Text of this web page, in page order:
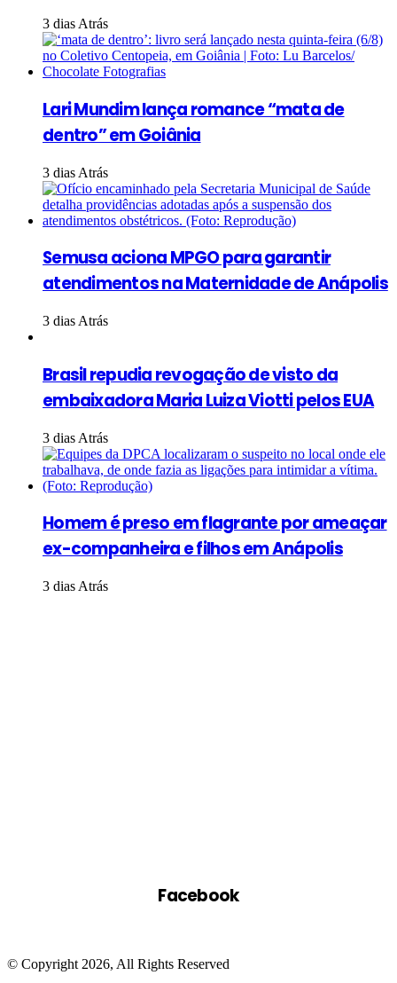
3 dias Atrás
Lari Mundim lança romance “mata de
dentro” em Goiânia
3 dias Atrás
Semusa aciona MPGO para garantir
atendimentos na Maternidade de Anápolis
3 dias Atrás
Brasil repudia revogação de visto da
embaixadora Maria Luiza Viotti pelos EUA
3 dias Atrás
Homem é preso em flagrante por ameaçar
ex-companheira e filhos em Anápolis
3 dias Atrás
Facebook
© Copyright 2026, All Rights Reserved